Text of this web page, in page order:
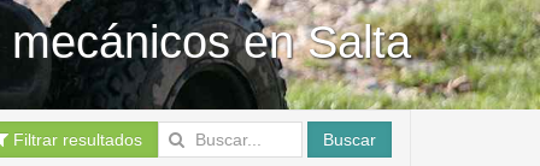
mecánicos en Salta
Filtrar resultados Buscar